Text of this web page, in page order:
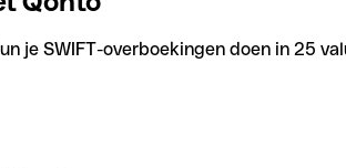
je SWIFT-overboekingen doen in 25